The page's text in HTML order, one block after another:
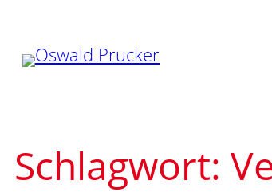
Inhalt
springen
Schlagwort: